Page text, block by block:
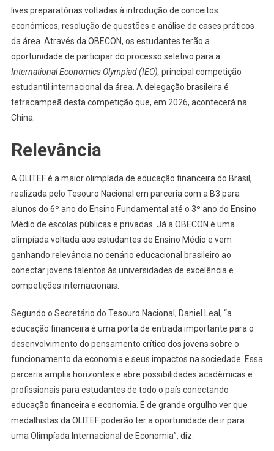
lives preparatórias voltadas à introdução de conceitos
econômicos, resolução de questões e análise de cases práticos
da área. Através da OBECON, os estudantes terão a
oportunidade de participar do processo seletivo para a
International Economics Olympiad (IEO), principal competição
estudantil internacional da área. A delegação brasileira é
tetracampeã desta competição que, em 2026, acontecerá na
China.
Relevância
A OLITEF é a maior olimpíada de educação financeira do Brasil,
realizada pelo Tesouro Nacional em parceria com a B3 para
alunos do 6º ano do Ensino Fundamental até o 3º ano do Ensino
Médio de escolas públicas e privadas. Já a OBECON é uma
olimpíada voltada aos estudantes de Ensino Médio e vem
ganhando relevância no cenário educacional brasileiro ao
conectar jovens talentos às universidades de excelência e
competições internacionais.
Segundo o Secretário do Tesouro Nacional, Daniel Leal, “a
educação financeira é uma porta de entrada importante para o
desenvolvimento do pensamento crítico dos jovens sobre o
funcionamento da economia e seus impactos na sociedade. Essa
parceria amplia horizontes e abre possibilidades acadêmicas e
profissionais para estudantes de todo o país conectando
educação financeira e economia. É de grande orgulho ver que
medalhistas da OLITEF poderão ter a oportunidade de ir para
uma Olimpíada Internacional de Economia”, diz.